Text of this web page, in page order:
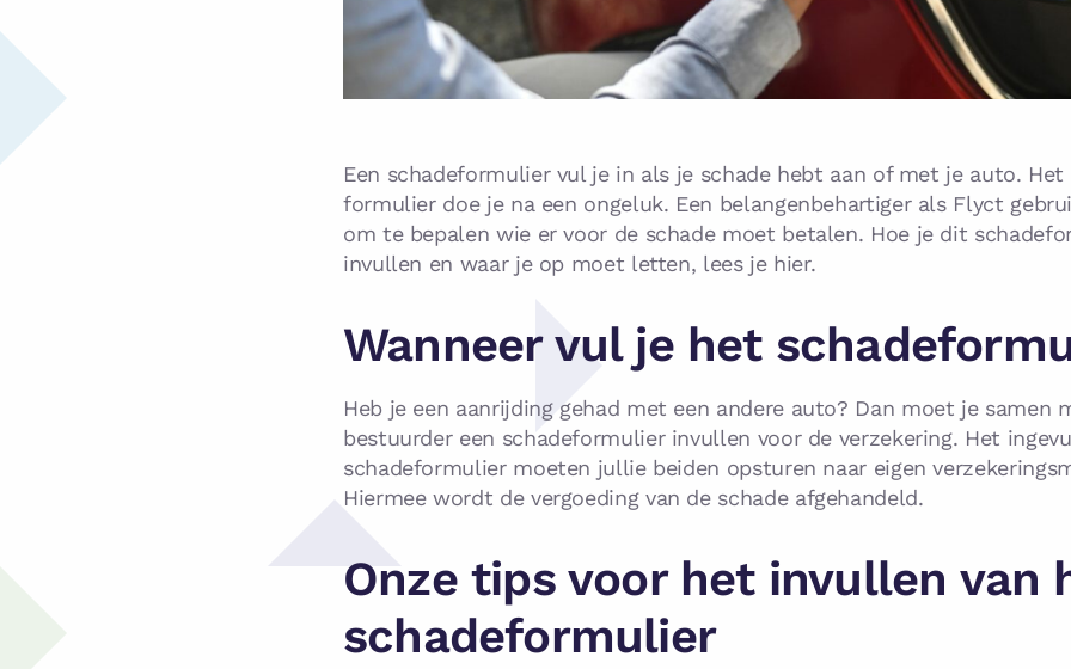
Een schadeformulier vul je in als je schade hebt aan of met je auto.
formulier doe je na een ongeluk. Een belangenbehartiger als Flyct
om te bepalen wie er voor de schade moet betalen. Hoe je dit
invullen en waar je op moet letten, lees je hier.
Wanneer vul je het
Heb je een aanrijding gehad met een andere auto? Dan moet je samen
bestuurder een schadeformulier invullen voor de verzekering. Het
schadeformulier moeten jullie beiden opsturen naar eigen
Hiermee wordt de vergoeding van de schade afgehandeld.
Onze tips voor het invullen van
schadeformulier